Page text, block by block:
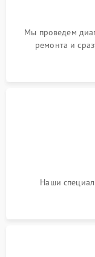
Мы проведем
ремонта и
Наши